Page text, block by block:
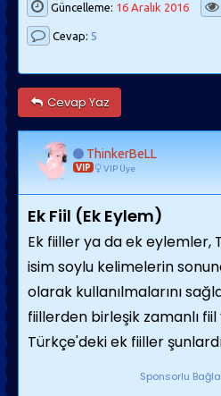
Güncelleme: 16 Aralık 2016
Cevap: 5
Cevap Yaz
ThinkerBeLL
VIP VIP Üye
Ek Fiil (Ek Eylem)
Ek fiiller ya da ek eylemler,
isim soylu kelimelerin
olarak kullanılmalarını
fiillerden birleşik zamanlı
Türkçe'deki ek fiiller
Sponsorlu